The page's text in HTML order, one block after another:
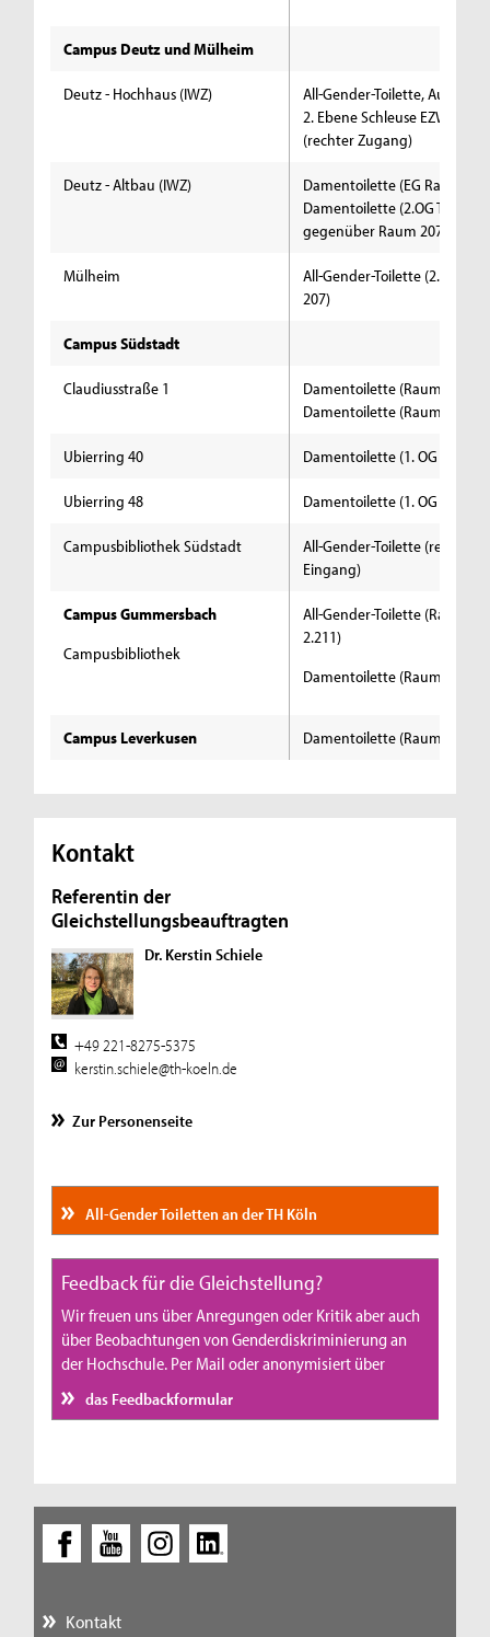
Campus Deutz und Mülheim
Deutz - Hochhaus (IWZ)
All-Gender-Toilette,
2. Ebene Schleuse EZW2-4a/b
(rechter Zugang)
Deutz - Altbau (IWZ)
Damentoilette (EG Raum 68
Damentoilette (2.OG Toilette
gegenüber Raum 207
Mülheim
All-Gender-Toilette (2. OG
207)
Campus Südstadt
Claudiusstraße 1
Damentoilette (Raum
Damentoilette (Raum
Ubierring 40 Damentoilette (1. OG Raum
Ubierring 48 Damentoilette (1. OG Raum
Campusbibliothek Südstadt
All-Gender-Toilette (rechter
Eingang)
Campus Gummersbach
Campusbibliothek
All-Gender-Toilette (Raum
2.211)
Damentoilette (Raum
Campus Leverkusen Damentoilette (Raum 0012)
Kontakt
Referentin der
Gleichstellungsbeauftragten
Dr. Kerstin Schiele
+49 221-8275-5375
kerstin.schiele@th-koeln.de
Zur Personenseite
All-Gender Toiletten an der TH Köln
Feedback für die Gleichstellung?
Wir freuen uns über Anregungen oder Kritik aber auch
über Beobachtungen von Genderdiskriminierung an
der Hochschule. Per Mail oder anonymisiert über
das Feedbackformular
Kontakt